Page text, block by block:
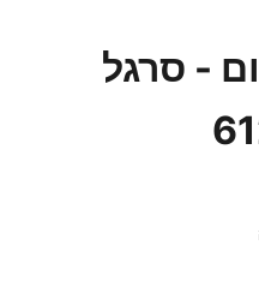
- סרגל